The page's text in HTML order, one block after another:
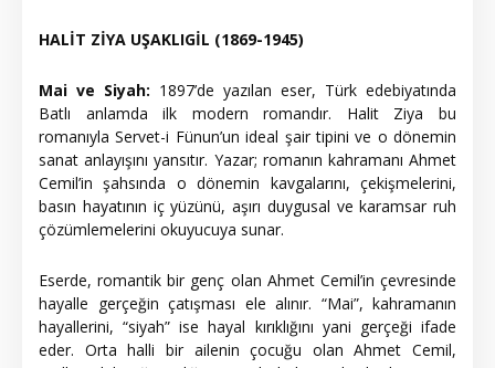
HALİT ZİYA UŞAKLIGİL (1869-1945)
Mai ve Siyah: 1897’de yazılan eser, Türk edebiyatında
Batlı anlamda ilk modern romandır. Halit Ziya bu
romanıyla Servet-i Fünun’un ideal şair tipini ve o dönemin
sanat anlayışını yansıtır. Yazar; romanın kahramanı Ahmet
Cemil’in şahsında o dönemin kavgalarını, çekişmelerini,
basın hayatının iç yüzünü, aşırı duygusal ve karamsar ruh
çözümlemelerini okuyucuya sunar.
Eserde, romantik bir genç olan Ahmet Cemil’in çevresinde
hayalle gerçeğin çatışması ele alınır. “Mai”, kahramanın
hayallerini, “siyah” ise hayal kırıklığını yani gerçeği ifade
eder. Orta halli bir ailenin çocuğu olan Ahmet Cemil,